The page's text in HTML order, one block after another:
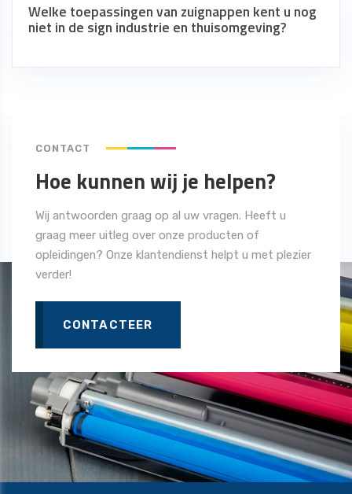
Welke toepassingen van zuignappen kent u nog
niet in de sign industrie en thuisomgeving?
CONTACT
Hoe kunnen wij je helpen?
Wij antwoorden graag op al uw vragen. Heeft u
graag meer uitleg over onze producten of
opleidingen? Onze klantendienst helpt u met plezier
verder!
CONTACTEER